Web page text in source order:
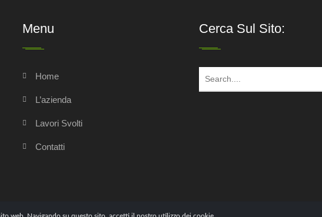
Menu
Home
L’azienda
Lavori Svolti
Contatti
Cerca Sul Sito: